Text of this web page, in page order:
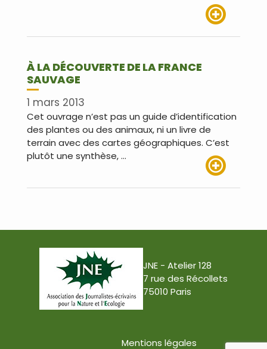
À LA DÉCOUVERTE DE LA FRANCE
SAUVAGE
1 mars 2013
Cet ouvrage n’est pas un guide d’identification
des plantes ou des animaux, ni un livre de
terrain avec des cartes géographiques. C’est
plutôt une synthèse, …
JNE - Atelier 128
7 rue des Récollets
75010 Paris
Mentions légales